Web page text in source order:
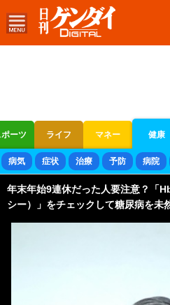
ーツ ライフ マネー 健康
ボートレース 競輪 オートレース
病気 症状 治療 予防 病院
年末年始9連休だった人要注意？「
シー）」をチェックして糖尿病を未